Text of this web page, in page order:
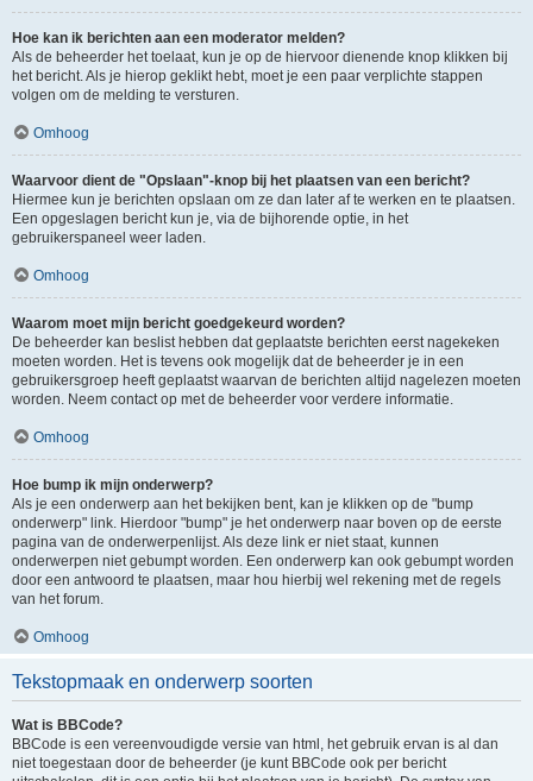
Hoe kan ik berichten aan een moderator melden?
Als de beheerder het toelaat, kun je op de hiervoor dienende knop klikken bij
het bericht. Als je hierop geklikt hebt, moet je een paar verplichte stappen
volgen om de melding te versturen.
Omhoog
Waarvoor dient de "Opslaan"-knop bij het plaatsen van een bericht?
Hiermee kun je berichten opslaan om ze dan later af te werken en te plaatsen.
Een opgeslagen bericht kun je, via de bijhorende optie, in het
gebruikerspaneel weer laden.
Omhoog
Waarom moet mijn bericht goedgekeurd worden?
De beheerder kan beslist hebben dat geplaatste berichten eerst nagekeken
moeten worden. Het is tevens ook mogelijk dat de beheerder je in een
gebruikersgroep heeft geplaatst waarvan de berichten altijd nagelezen moeten
worden. Neem contact op met de beheerder voor verdere informatie.
Omhoog
Hoe bump ik mijn onderwerp?
Als je een onderwerp aan het bekijken bent, kan je klikken op de "bump
onderwerp" link. Hierdoor "bump" je het onderwerp naar boven op de eerste
pagina van de onderwerpenlijst. Als deze link er niet staat, kunnen
onderwerpen niet gebumpt worden. Een onderwerp kan ook gebumpt worden
door een antwoord te plaatsen, maar hou hierbij wel rekening met de regels
van het forum.
Omhoog
Tekstopmaak en onderwerp soorten
Wat is BBCode?
BBCode is een vereenvoudigde versie van html, het gebruik ervan is al dan
niet toegestaan door de beheerder (je kunt BBCode ook per bericht